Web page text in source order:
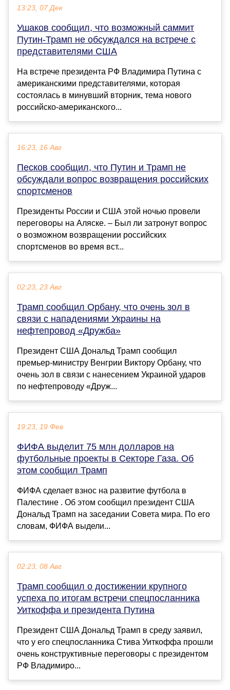
13:23, 07 Дек
Ушаков сообщил, что возможный саммит
Путин-Трамп не обсуждался на встрече с
представителями США
На встрече президента РФ Владимира Путина с
американскими представителями, которая
состоялась в минувший вторник, тема нового
российско-американского...
16:23, 16 Авг
Песков сообщил, что Путин и Трамп не
обсуждали вопрос возвращения российских
спортсменов
Президенты России и США этой ночью провели
переговоры на Аляске. – Был ли затронут вопрос
о возможном возвращении российских
спортсменов во время вст...
02:23, 23 Авг
Трамп сообщил Орбану, что очень зол в
связи с нападениями Украины на
нефтепровод «Дружба»
Президент США Дональд Трамп сообщил
премьер-министру Венгрии Виктору Орбану, что
очень зол в связи с нанесением Украиной ударов
по нефтепроводу «Друж...
19:23, 19 Фев
ФИФА выделит 75 млн долларов на
футбольные проекты в Секторе Газа. Об
этом сообщил Трамп
ФИФА сделает взнос на развитие футбола в
Палестине . Об этом сообщил президент США
Дональд Трамп на заседании Совета мира. По его
словам, ФИФА выдели...
02:23, 08 Авг
Трамп сообщил о достижении крупного
успеха по итогам встречи спецпосланника
Уиткоффа и президента Путина
Президент США Дональд Трамп в среду заявил,
что у его спецпосланника Стива Уиткоффа прошли
очень конструктивные переговоры с президентом
РФ Владимиро...